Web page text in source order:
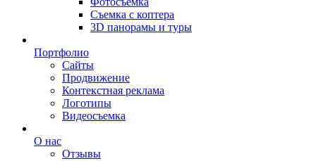
Съемка с коптера
3D панорамы и туры
Портфолио
Сайты
Продвижение
Контекстная реклама
Логотипы
Видеосъемка
О нас
Отзывы